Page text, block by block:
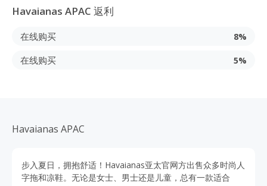
Havaianas APAC 返利
在线购买 8%
在线购买 5%
Havaianas APAC
步入夏日，拥抱舒适！Havaianas亚太官网方出售众多时尚人
字拖和凉鞋。无论是女士、男士还是儿童，总有一款适合